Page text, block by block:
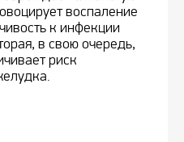
воспаление
к инфекции
в свою очередь,
риск